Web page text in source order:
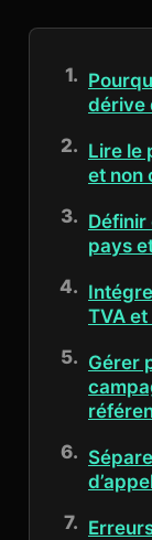
dérive
Lire le
et non
Définir
pays
TVA
Gérer